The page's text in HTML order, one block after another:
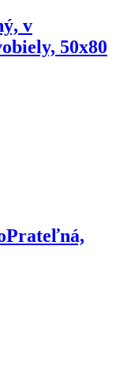
v
50x80
Prateľná,